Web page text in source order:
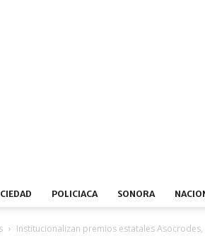
POLICIACA SONORA
Institucionalizan premios estatales